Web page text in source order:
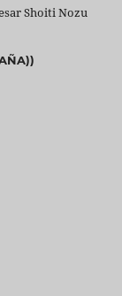
Shoiti Nozu